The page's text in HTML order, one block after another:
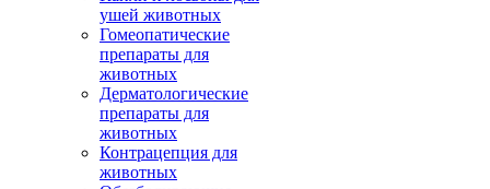
ушей животных
Гомеопатические
препараты для
животных
Дерматологические
препараты для
животных
Контрацепция для
животных